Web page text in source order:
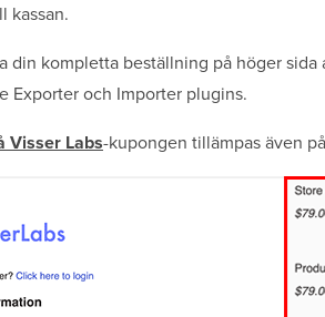
kassan.
din kompletta beställning på höger sida
Exporter och Importer plugins.
Visser Labs-kupongen tillämpas även